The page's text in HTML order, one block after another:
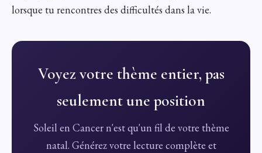
lorsque tu rencontres des difficultés dans la vie.
Voyez votre thème entier, pas
seulement une position
Soleil en Cancer n'est qu'un fil de votre thème
natal. Générez votre lecture complète et